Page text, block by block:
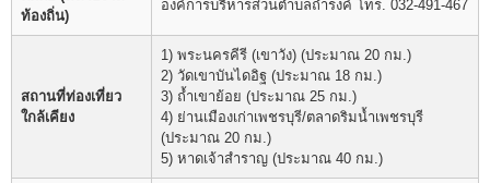
ท้องถิ่น)
องค์การบริหารส่วนตำบลถ้ำรงค์ โทร. 032-491-467
สถานที่ท่องเที่ยว
ใกล้เคียง
1) พระนครคีรี (เขาวัง) (ประมาณ 20 กม.)
2) วัดเขาบันไดอิฐ (ประมาณ 18 กม.)
3) ถ้ำเขาย้อย (ประมาณ 25 กม.)
4) ย่านเมืองเก่าเพชรบุรี/ตลาดริมน้ำเพชรบุรี
(ประมาณ 20 กม.)
5) หาดเจ้าสำราญ (ประมาณ 40 กม.)